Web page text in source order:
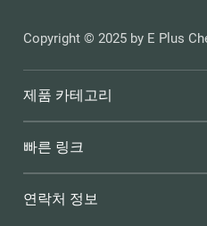
Copyright © 2025 by E Plus
제품 카테고리
빠른 링크
연락처 정보